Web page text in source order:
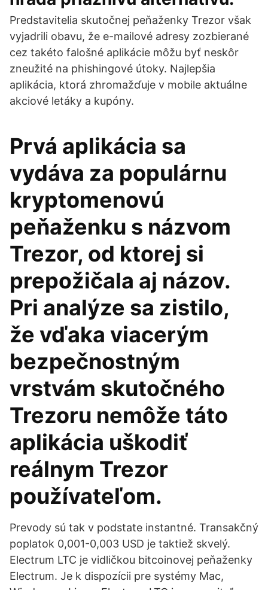
Predstavitelia skutočnej peňaženky Trezor však
vyjadrili obavu, že e-mailové adresy zozbierané
cez takéto falošné aplikácie môžu byť neskôr
zneužité na phishingové útoky. Najlepšia
aplikácia, ktorá zhromažďuje v mobile aktuálne
akciové letáky a kupóny.
Prvá aplikácia sa
vydáva za populárnu
kryptomenovú
peňaženku s názvom
Trezor, od ktorej si
prepožičala aj názov.
Pri analýze sa zistilo,
že vďaka viacerým
bezpečnostným
vrstvám skutočného
Trezoru nemôže táto
aplikácia uškodiť
reálnym Trezor
používateľom.
Prevody sú tak v podstate instantné. Transakčný
poplatok 0,001-0,003 USD je taktiež skvelý.
Electrum LTC je vidličkou bitcoinovej peňaženky
Electrum. Je k dispozícii pre systémy Mac,